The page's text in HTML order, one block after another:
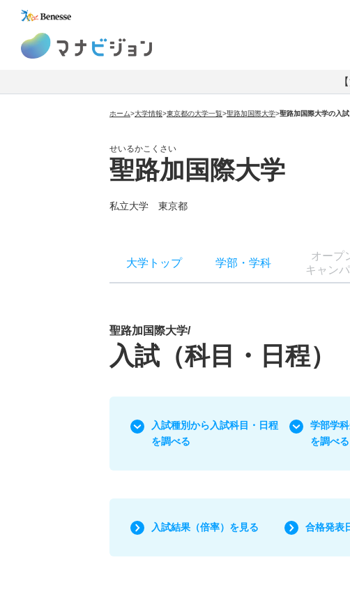
ホーム>大学情報>東京都の大学一覧>聖路加国際大学>聖路加国際大学の入試
せいるかこくさい
聖路加国際大学
私立大学 東京都
大学トップ 学部 ・ 学科
オープ
キャン
聖路加国際大学/
入試（科目・日程）
入試種別から入試科目・日程
を調べる
学部学
を調べる
入試結果（倍率）を見る 合格発表